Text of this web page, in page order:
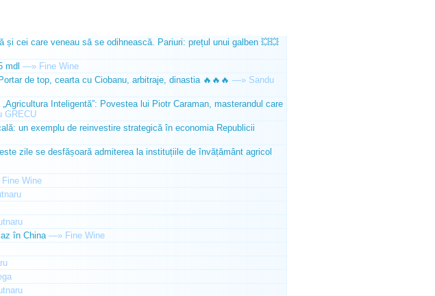
și cei care veneau să se odihnească. Pariuri: prețul unui galben 💥💥
mdl —» Fine Wine
de top, cearta cu Ciobanu, arbitraje, dinastia 🔥🔥🔥 —» Sandu
Inteligentă”: Povestea lui Piotr Caraman, masterandul care
GRECU
un exemplu de reinvestire strategică în economia Republicii
zile se desfășoară admiterea la instituțiile de învățământ agricol
Fine Wine
în China —» Fine Wine